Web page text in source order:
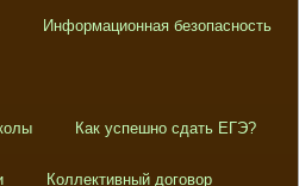
Информационная безопасность
Как успешно сдать ЕГЭ?
Коллективный договор